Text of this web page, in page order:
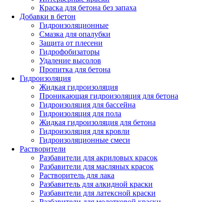
Краска для бетона без запаха
Добавки в бетон
Гидроизоляционные
Смазка для опалубки
Защита от плесени
Гидрофобизаторы
Удаление высолов
Пропитка для бетона
Гидроизоляция
Жидкая гидроизоляция
Проникающая гидроизоляция для бетона
Гидроизоляция для бассейна
Гидроизоляция для пола
Жидкая гидроизоляция для бетона
Гидроизоляция для кровли
Гидроизоляционные смеси
Растворители
Разбавители для акриловых красок
Разбавители для масляных красок
Растворитель для лака
Разбавитель для алкидной краски
Разбавители для латексной краски